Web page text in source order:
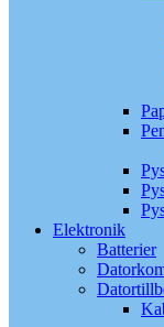
Elektronik
Batterier